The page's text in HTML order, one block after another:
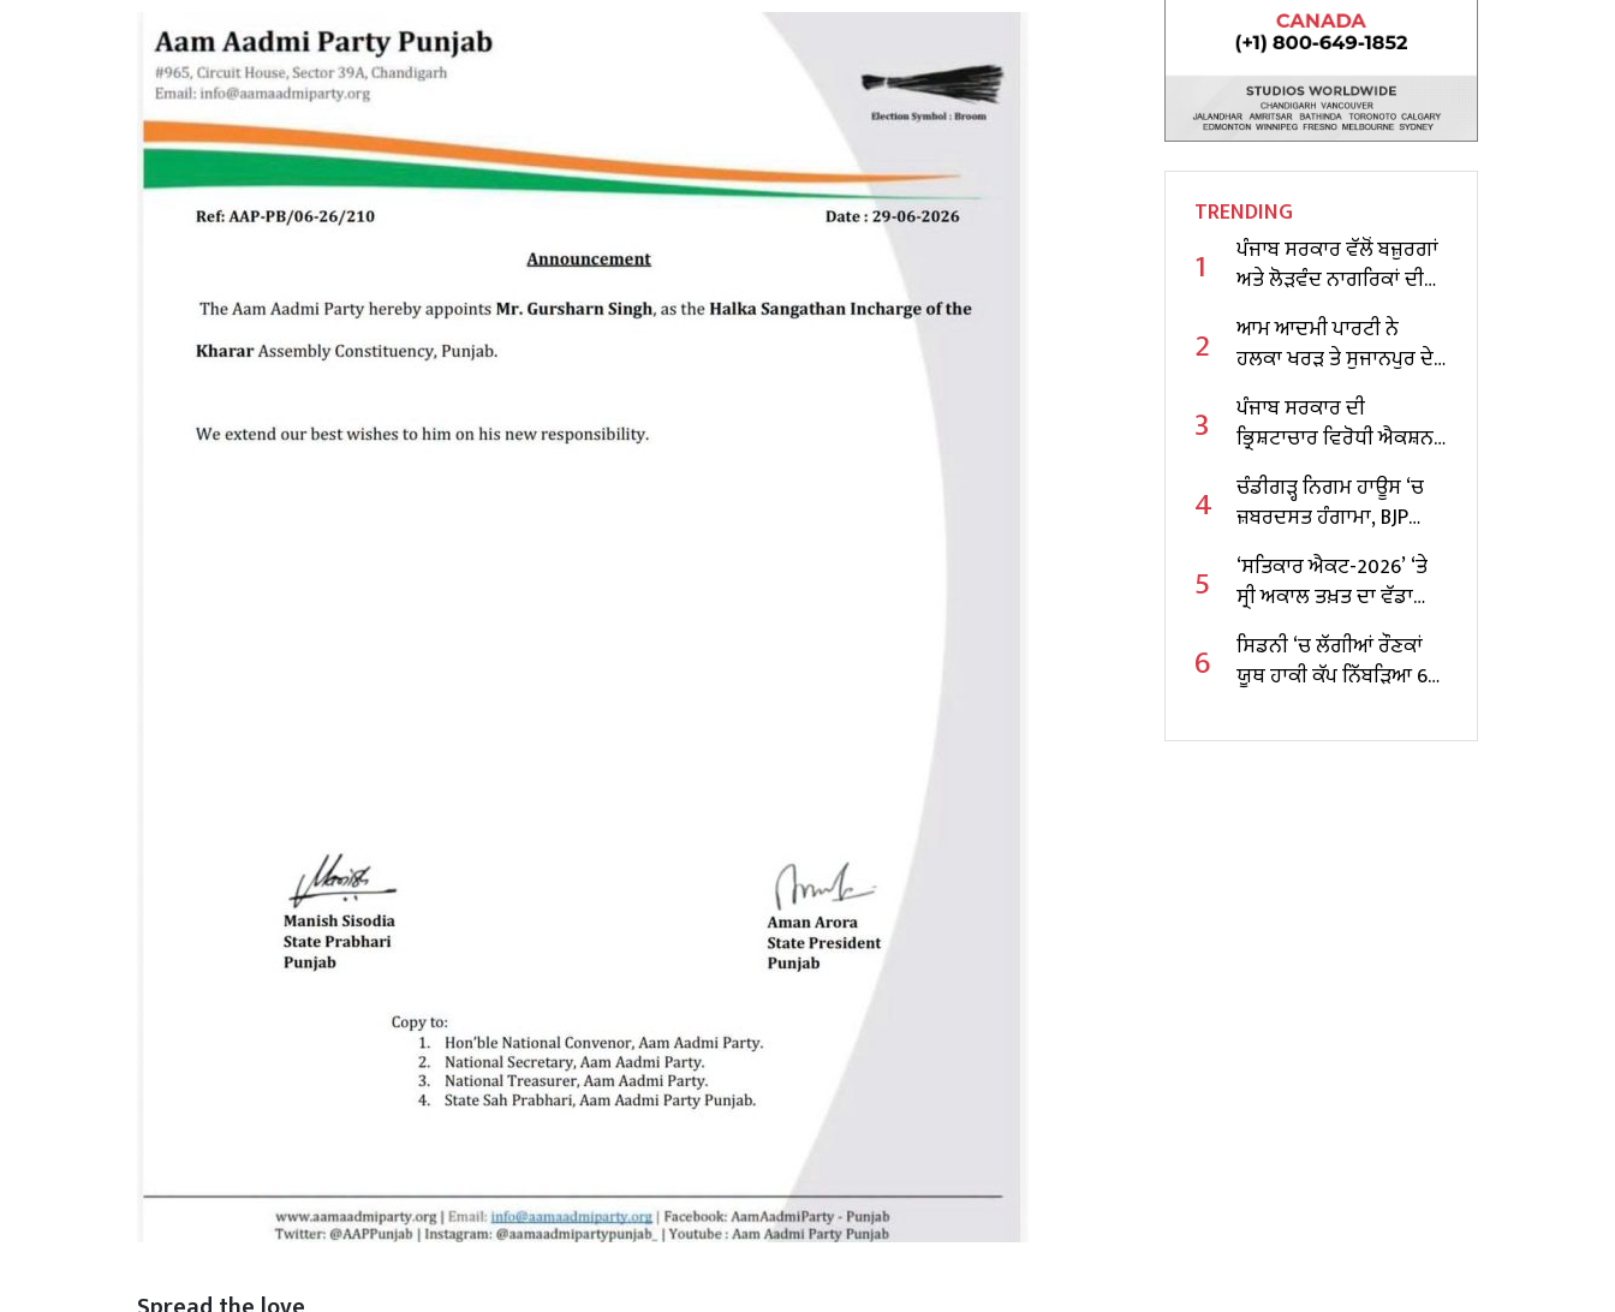
TRENDING
1
ਪੰਜਾਬ ਸਰਕਾਰ ਵੱਲੋਂ ਬਜ਼ੁਰਗਾਂ
ਅਤੇ ਲੋੜਵੰਦ ਨਾਗਰਿਕਾਂ ਦੀ
ਸਮਾਜਿਕ ਸੁਰੱਖਿਆ ਨੂੰ ਮਜ਼ਬੂਤ
ਕਰਨ ਲਈ 1,583 ਕਰੋੜ ਰੁਪਏ
ਜਾਰੀ
2
ਆਮ ਆਦਮੀ ਪਾਰਟੀ ਨੇ
ਹਲਕਾ ਖਰੜ ਤੇ ਸੁਜਾਨਪੁਰ ਦੇ
ਇੰਚਾਰਜ ਲਗਾਏ
3
ਪੰਜਾਬ ਸਰਕਾਰ ਦੀ
ਭ੍ਰਿਸ਼ਟਾਚਾਰ ਵਿਰੋਧੀ ਐਕਸ਼ਨ
ਲਾਈਨ ‘ਤੇ ਮਾਰਚ 2022 ਤੋਂ
ਮਈ 2026 ਤੱਕ 16,000 ਤੋਂ
ਵੱਧ ਸ਼ਿਕਾਇਤਾਂ ਪ੍ਰਾਪਤ ਹੋਈਆਂ
4
ਚੰਡੀਗੜ੍ਹ ਨਿਗਮ ਹਾਊਸ ‘ਚ
ਜ਼ਬਰਦਸਤ ਹੰਗਾਮਾ, BJP
ਪ੍ਰਧਾਨ ਖ਼ਿਲਾਫ਼ ਕਾਂਗਰਸ ਅਤੇ
‘ਆਪ’ ਦਾ ਹੱਲਾਬੋਲ
5
‘ਸਤਿਕਾਰ ਐਕਟ-2026’ ‘ਤੇ
ਸ੍ਰੀ ਅਕਾਲ ਤਖ਼ਤ ਦਾ ਵੱਡਾ
ਹੁਕਮ, ਇੱਕ ਮਹੀਨੇ ਦਾ
ਅਲਟੀਮੇਟਮ, ਇਤਰਾਜ਼ ਕਰੋ
ਦੂਰ
6
ਸਿਡਨੀ ‘ਚ ਲੱਗੀਆਂ ਰੌਣਕਾਂ
ਯੂਥ ਹਾਕੀ ਕੱਪ ਨਿੱਬੜਿਆ 6
ਹਿੱਸਾ